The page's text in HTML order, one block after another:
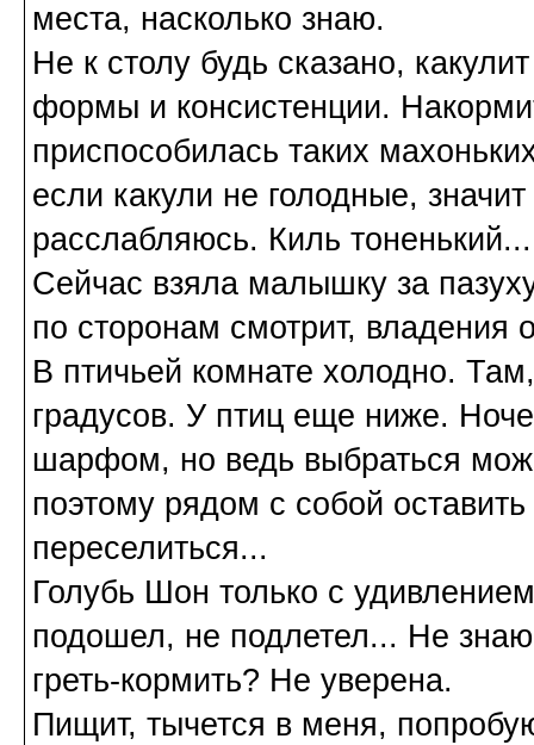
места, насколько знаю.
Не к столу будь сказано,
формы и консистенции.
приспособилась таких
если какули не голодные,
расслабляюсь. Киль тоненький...
Сейчас взяла малышку за
по сторонам смотрит, владения
В птичьей комнате холодно.
градусов. У птиц еще ниже.
шарфом, но ведь выбраться
поэтому рядом с собой
переселиться...
Голубь Шон только с
подошел, не подлетел... Не
греть-кормить? Не уверена.
Пищит, тычется в меня,